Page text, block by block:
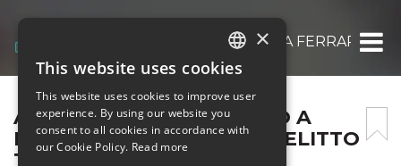
APERI CENA CON DELITTO A FERRARA
APERI CENA CON DELITTO A
FERRARA CC LE MURA ” DELITTO
TRA DUE GUANCIALI “
ITALIAN
ENGLISH
SPANISH
×
This website uses cookies
This website uses cookies to improve user
experience. By using our website you
consent to all cookies in accordance with
our Cookie Policy. Read more